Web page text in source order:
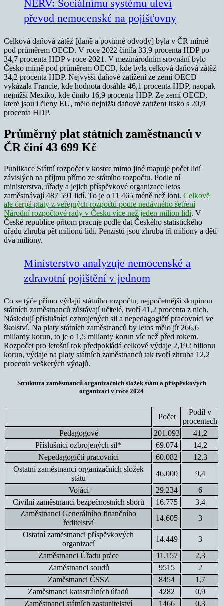
NERV: Sociálnímu systému uleví
převod nemocenské na pojišťovny
Celková daňová zátěž [daně a povinné odvody] byla v ČR mírně
pod průměrem OECD. V roce 2022 činila 33,9 procenta HDP po
34,7 procenta HDP v roce 2021. V mezinárodním srovnání bylo
Česko mírně pod průměrem OECD, kde byla celková daňová zátěž
34,2 procenta HDP. Nejvyšší daňové zatížení ze zemí OECD
vykázala Francie, kde hodnota dosáhla 46,1 procenta HDP, naopak
nejnižší Mexiko, kde činilo 16,9 procenta HDP. Ze zemí OECD,
které jsou i členy EU, mělo nejnižší daňové zatížení Irsko s 20,9
procenta HDP.
Průměrný plat státních zaměstnanců v
ČR činí 43 699 Kč
Publikace Státní rozpočet v kostce mimo jiné mapuje počet lidí
závislých na příjmu přímo ze státního rozpočtu. Podle ní
ministerstva, úřady a jejich příspěvkové organizace letos
zaměstnávají 487 591 lidí. To je o 11 465 méně než loni. Celkově
ale čerpá platy z veřejných rozpočtů podle nedávného šetření
Národní rozpočtové rady v Česku více než jeden milion lidí. V
České republice přitom pracuje podle dat Českého statistického
úřadu zhruba pět milionů lidí. Penzistů jsou zhruba tři miliony a dětí
dva miliony.
Ministerstvo analyzuje nemocenské a
zdravotní pojištění v jednom
Co se týče přímo výdajů státního rozpočtu, nejpočetnější skupinou
státních zaměstnanců zůstávají učitelé, tvoří 41,2 procenta z nich.
Následují příslušníci ozbrojených sil a nepedagogičtí pracovníci ve
školství. Na platy státních zaměstnanců by letos mělo jít 266,6
miliardy korun, to je o 1,5 miliardy korun víc než před rokem.
Rozpočet pro letošní rok předpokládá celkové výdaje 2,192 bilionu
korun, výdaje na platy státních zaměstnanců tak tvoří zhruba 12,2
procenta veškerých výdajů.
Struktura zaměstnanců organizačních složek státu a příspěvkových
organizací v roce 2024
Počet
Podíl v
procentech
Pedagogové
201.093
41,2
Příslušníci ozbrojených sil*
69.074
14,2
Nepedagogičtí pracovníci
60.082
12,3
Ostatní zaměstnanci organizačních složek
státu
46.000
9,4
Vojáci
29.234
6
Civilní zaměstnanci bezpečnostních sborů
16.775
3,4
Zaměstnanci Generálního finančního
ředitelství
14.605
3
Ostatní zaměstnanci příspěvkových
organizací
14.449
3
Zaměstnanci Úřadu práce
11.157
2,3
Zaměstnanci soudů
9515
2
Zaměstnanci ČSSZ
8454
1,7
Zaměstnanci katastrálních úřadů
4282
0,9
Zaměstnanci státních zastupitelství
1466 0,3